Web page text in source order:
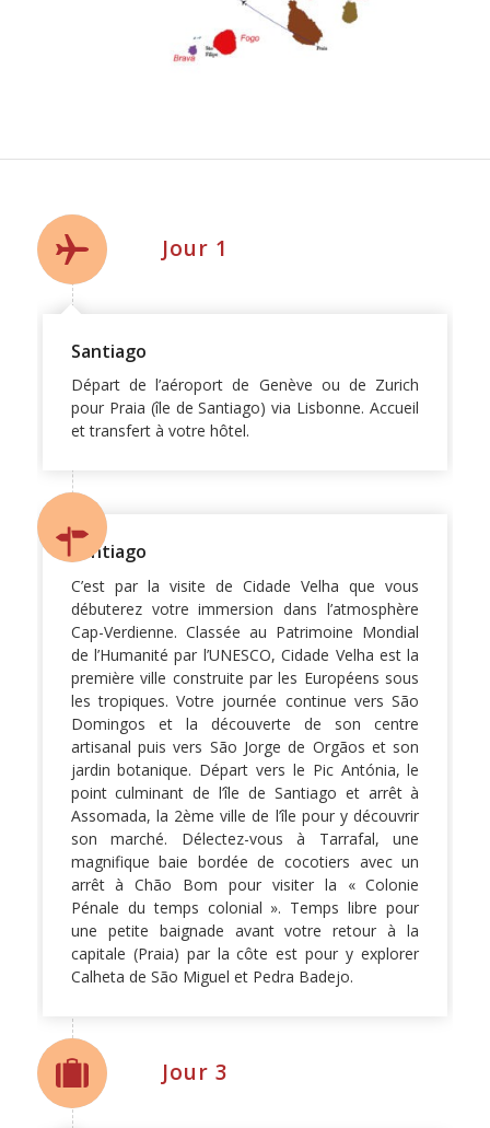
Jour 1
Santiago
Départ de l’aéroport de Genève ou de Zurich
pour Praia (île de Santiago) via Lisbonne. Accueil
et transfert à votre hôtel.
Santiago
C’est par la visite de Cidade Velha que vous
débuterez votre immersion dans l’atmosphère
Cap-Verdienne. Classée au Patrimoine Mondial
de l’Humanité par l’UNESCO, Cidade Velha est la
première ville construite par les Européens sous
les tropiques. Votre journée continue vers São
Domingos et la découverte de son centre
artisanal puis vers São Jorge de Orgãos et son
jardin botanique. Départ vers le Pic Antónia, le
point culminant de l’île de Santiago et arrêt à
Assomada, la 2ème ville de l’île pour y découvrir
son marché. Délectez-vous à Tarrafal, une
magnifique baie bordée de cocotiers avec un
arrêt à Chão Bom pour visiter la « Colonie
Pénale du temps colonial ». Temps libre pour
une petite baignade avant votre retour à la
capitale (Praia) par la côte est pour y explorer
Calheta de São Miguel et Pedra Badejo.
Jour 3